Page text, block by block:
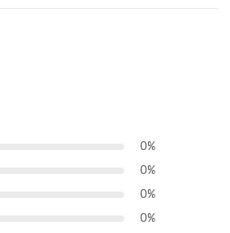
0%
0%
0%
0%